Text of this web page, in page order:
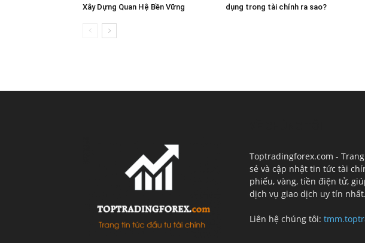
Xây Dựng Quan Hệ Bền Vững
dụng trong tài chính ra sao?
Toptradingforex.com -
sẻ và cập nhật tin tức tài
phiếu, vàng, tiền điện tử,
dịch vụ giao dịch uy tín nhất.
Liên hệ chúng tôi: